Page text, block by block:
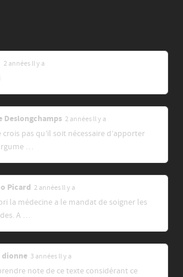
2 années ll y a
Deslongchamps 2 années ll y a
crois pas qu’il soit nécessaire d’apporter
…
Picard 2 années ll y a
la médecine a le mandat de soigner les
A …
3 années ll y a
note de ce texte considérant ce